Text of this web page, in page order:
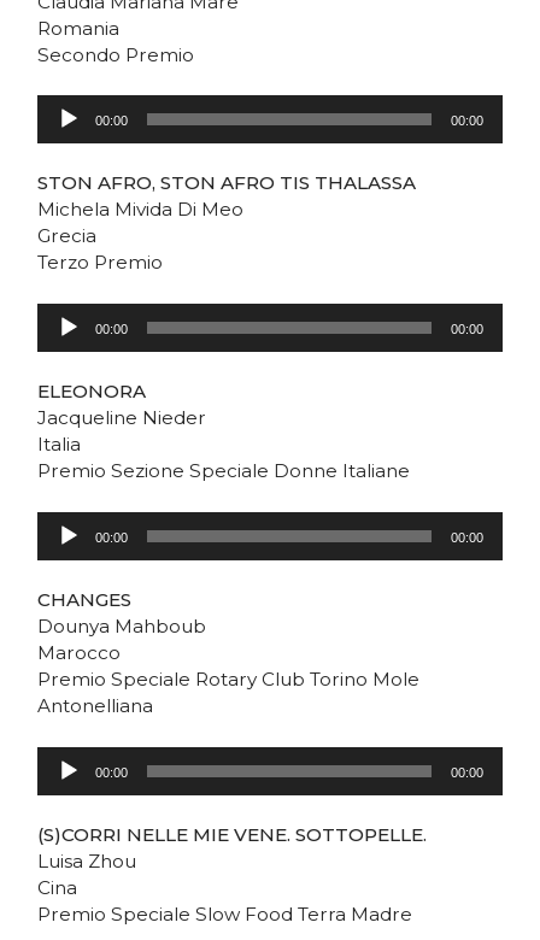
Romania
Secondo Premio
Audio
Player00:00 00:00
STON AFRO, STON AFRO TIS THALASSA
Michela Mivida Di Meo
Grecia
Terzo Premio
Audio
Player00:00 00:00
ELEONORA
Jacqueline Nieder
Italia
Premio Sezione Speciale Donne Italiane
Audio
Player00:00 00:00
CHANGES
Dounya Mahboub
Marocco
Premio Speciale Rotary Club Torino Mole
Antonelliana
Audio
Player00:00 00:00
(S)CORRI NELLE MIE VENE. SOTTOPELLE.
Luisa Zhou
Cina
Premio Speciale Slow Food Terra Madre